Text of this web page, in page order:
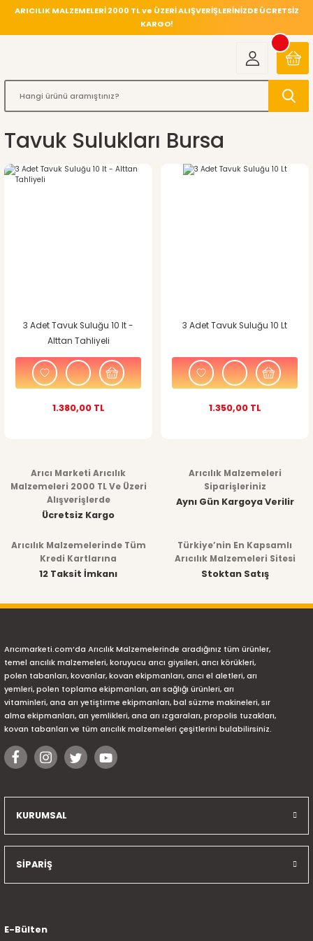
ARICILIK MALZEMELERİ 2000 TL ve ÜZERİ ALIŞVERİŞLERİNİZDE ÜCRETSİZ
KARGO!
Tavuk Sulukları Bursa
3 Adet Tavuk Suluğu 10 lt -
Alttan Tahliyeli
1.380,00 TL
3 Adet Tavuk Suluğu 10 Lt
1.350,00 TL
Arıcı Marketi Arıcılık
Malzemeleri 2000 TL Ve Üzeri
Alışverişlerde
Ücretsiz Kargo
Arıcılık Malzemeleri
Siparişleriniz
Aynı Gün Kargoya Verilir
Arıcılık Malzemelerinde Tüm
Kredi Kartlarına
12 Taksit İmkanı
Türkiye’nin En Kapsamlı
Arıcılık Malzemeleri Sitesi
Stoktan Satış
Arıcımarketi.com’da Arıcılık Malzemelerinde aradığınız tüm ürünler,
temel arıcılık malzemeleri, koruyucu arıcı giysileri, arıcı körükleri,
polen tabanları, kovanlar, kovan ekipmanları, arıcı el aletleri, arı
yemleri, polen toplama ekipmanları, arı sağlığı ürünleri, arı
vitaminleri, ana arı yetiştirme ekipmanları, bal süzme makineleri, sır
alma ekipmanları, arı yemlikleri, ana arı ızgaraları, propolis tuzakları,
kovan tabanları ve tüm arıcılık malzemeleri çeşitlerini bulabilirsiniz.
KURUMSAL
SİPARİŞ
E-Bülten